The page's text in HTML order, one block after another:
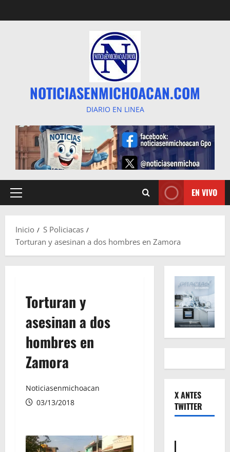
al
NOTICIASENMICHOACAN.COM
DIARIO EN LINEA
Menú
EN VIVO
Inicio
S Policiacas
Torturan y asesinan a dos hombres en Zamora
Torturan y
asesinan a dos
hombres en
Zamora
Noticiasenmichoacan
03/13/2018
X ANTES
TWITTER